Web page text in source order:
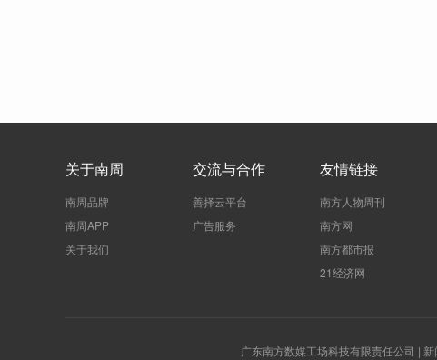
关于南周
南周品牌
南周APP
关于我们
交流与合作
善择云平台
广告服务
友情链接
南方人物周刊
南方网
南方都市报
21经济网
广东南方数媒工场科技有限责任公司 |